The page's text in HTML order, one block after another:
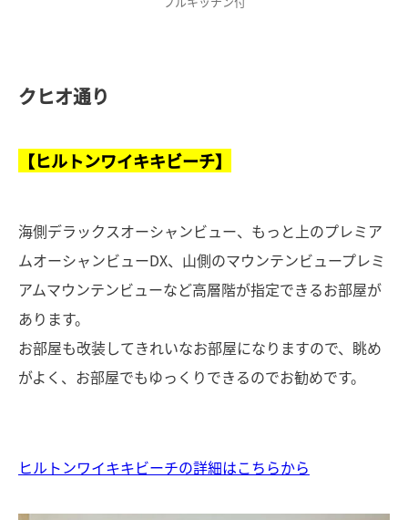
クヒオ通り
【ヒルトンワイキキビーチ】
海側デラックスオーシャンビュー、もっと上のプレミア
ムオーシャンビューDX、山側のマウンテンビュープレミ
アムマウンテンビューなど高層階が指定できるお部屋が
あります。
お部屋も改装してきれいなお部屋になりますので、眺め
がよく、お部屋でもゆっくりできるのでお勧めです。
ヒルトンワイキキビーチの詳細はこちらから